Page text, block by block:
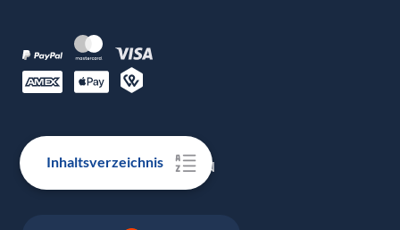
Inhaltsverzeichnis
100% ECHTE BEWERTUNGEN